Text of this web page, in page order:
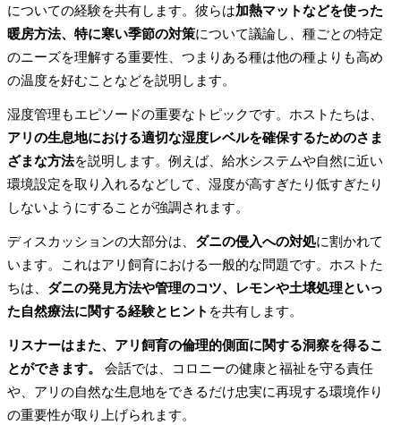
についての経験を共有します。彼らは加熱マットなどを使った
暖房方法、特に寒い季節の対策について議論し、種ごとの特定
のニーズを理解する重要性、つまりある種は他の種よりも高め
の温度を好むことなどを説明します。
湿度管理もエピソードの重要なトピックです。ホストたちは、
アリの生息地における適切な湿度レベルを確保するためのさま
ざまな方法を説明します。例えば、給水システムや自然に近い
環境設定を取り入れるなどして、湿度が高すぎたり低すぎたり
しないようにすることが強調されます。
ディスカッションの大部分は、 ダニの侵入への対処に割かれて
います。これはアリ飼育における一般的な問題です。ホストた
ちは、 ダニの発見方法や管理のコツ、レモンや土壌処理といっ
た自然療法に関する経験とヒント を共有します。
リスナーはまた、アリ飼育の倫理的側面に関する洞察を得るこ
とができます。
会話では、コロニーの健康と福祉を守る責任
や、アリの自然な生息地をできるだけ忠実に再現する環境作り
の重要性が取り上げられます。